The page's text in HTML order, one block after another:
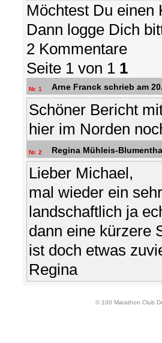
Möchtest Du einen
Dann logge Dich
2 Kommentare
Seite 1 von 1 1
Nr. 1 Arne Franck schrieb am
Schöner Bericht
hier im Norden
Nr. 2 Regina Mühleis-
Lieber Michael,
mal wieder ein
landschaftlich ja
dann eine kürzere
ist doch etwas
Regina
© 100 Marathon Club